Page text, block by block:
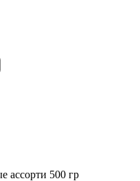
ассорти 500 гр